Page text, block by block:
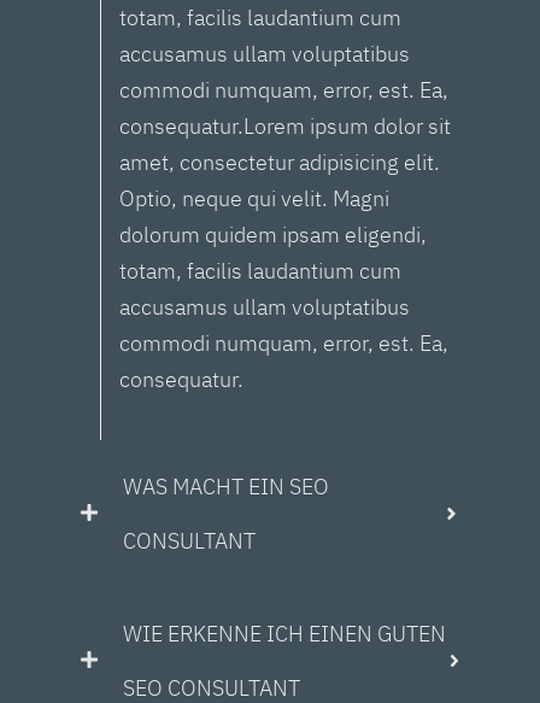
totam, facilis laudantium cum
accusamus ullam voluptatibus
commodi numquam, error, est. Ea,
consequatur.Lorem ipsum dolor sit
amet, consectetur adipisicing elit.
Optio, neque qui velit. Magni
dolorum quidem ipsam eligendi,
totam, facilis laudantium cum
accusamus ullam voluptatibus
commodi numquam, error, est. Ea,
consequatur.
WAS MACHT EIN SEO
CONSULTANT
WIE ERKENNE ICH EINEN GUTEN
SEO CONSULTANT